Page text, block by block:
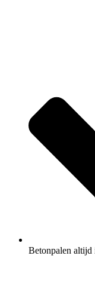
Betonpalen altijd